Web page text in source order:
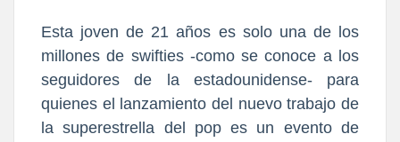
Esta joven de 21 años es solo una de los
millones de swifties -como se conoce a los
seguidores de la estadounidense- para
quienes el lanzamiento del nuevo trabajo de
la superestrella del pop es un evento de